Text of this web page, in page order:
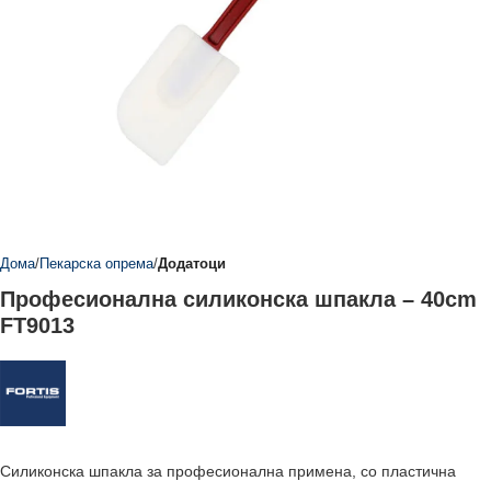
Дома Пекарска опрема Додатоци
Професионална силиконска шпакла – 40cm
FT9013
Силиконска шпакла за професионална примена, со пластична